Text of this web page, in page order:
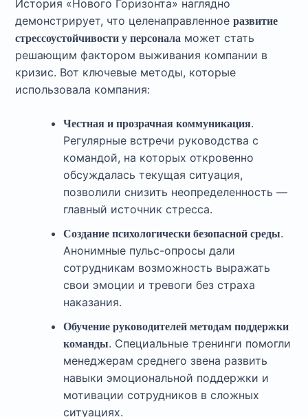
История «Нового Горизонта» наглядно
демонстрирует, что целенаправленное развитие
стрессоустойчивости у персонала может стать
решающим фактором выживания компании в
кризис. Вот ключевые методы, которые
использовала компания:
Честная и прозрачная коммуникация.
Регулярные встречи руководства с
командой, на которых откровенно
обсуждалась текущая ситуация,
позволили снизить неопределенность —
главный источник стресса.
Создание психологически безопасной среды.
Анонимные пульс-опросы дали
сотрудникам возможность выражать
свои эмоции и тревоги без страха
наказания.
Обучение руководителей методам поддержки
команды. Специальные тренинги помогли
менеджерам среднего звена развить
навыки эмоциональной поддержки и
мотивации сотрудников в сложных
ситуациях.